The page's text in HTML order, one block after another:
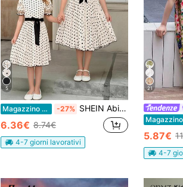
5
Magazzino EU -27% SHEIN Abito Da Ragazza Tween Con Cintura Staccabile A Pois, Pieghe, Maniche A Sbuffo Con Orlo A Palloncino E Scollo Con Volant
6.36€ 8.74€
4-7 giorni lavorativi
21
5.87€
4-7